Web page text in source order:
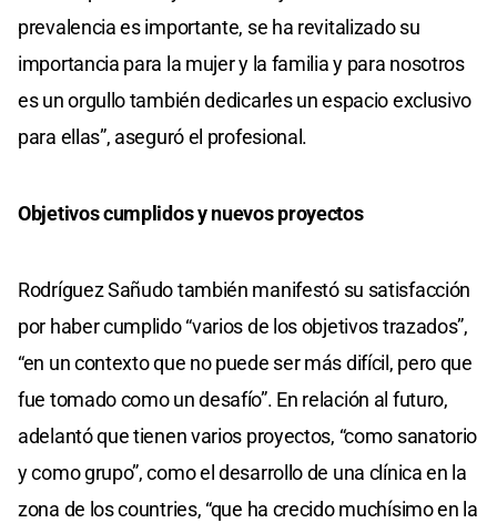
prevalencia es importante, se ha revitalizado su
importancia para la mujer y la familia y para nosotros
es un orgullo también dedicarles un espacio exclusivo
para ellas”, aseguró el profesional.
Objetivos cumplidos y nuevos proyectos
Rodríguez Sañudo también manifestó su satisfacción
por haber cumplido “varios de los objetivos trazados”,
“en un contexto que no puede ser más difícil, pero que
fue tomado como un desafío”. En relación al futuro,
adelantó que tienen varios proyectos, “como sanatorio
y como grupo”, como el desarrollo de una clínica en la
zona de los countries, “que ha crecido muchísimo en la